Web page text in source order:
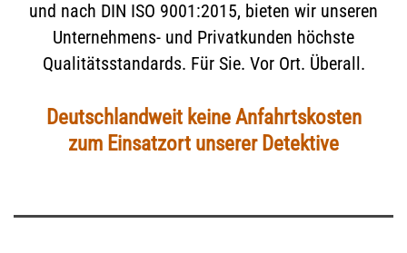
und nach DIN ISO 9001:2015, bieten wir unseren
Unternehmens- und Privatkunden höchste
Qualitätsstandards. Für Sie. Vor Ort. Überall.
Deutschlandweit keine Anfahrtskosten
zum Einsatzort unserer Detektive